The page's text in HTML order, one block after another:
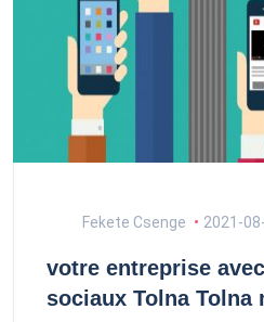
Fekete Csenge 2021-
votre entreprise
sociaux Tolna Tolna